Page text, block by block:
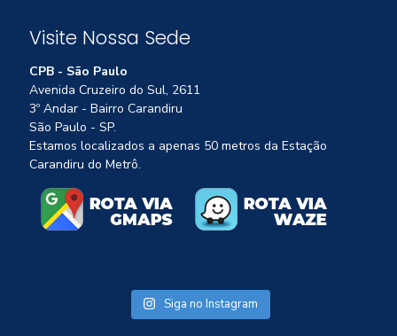
Visite Nossa Sede
CPB - São Paulo
Avenida Cruzeiro do Sul, 2611
3º Andar - Bairro Carandiru
São Paulo - SP.
Estamos localizados a apenas 50 metros da Estação
Carandiru do Metrô.
Siga no Instagram